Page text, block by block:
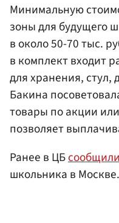
Минимальную
зоны для будущего
в около 50-70 тыс.
в комплект входит
для хранения, стул,
Бакина
товары по акции
позволяет
Ранее в ЦБ
школьника в Москве.